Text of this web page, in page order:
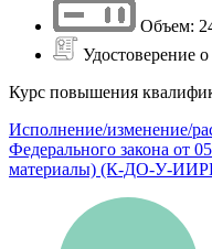
Объем:
Удостоверение
Курс повышения
Исполнение/изменение/
Федерального закона от
материалы) (К-ДО-У-